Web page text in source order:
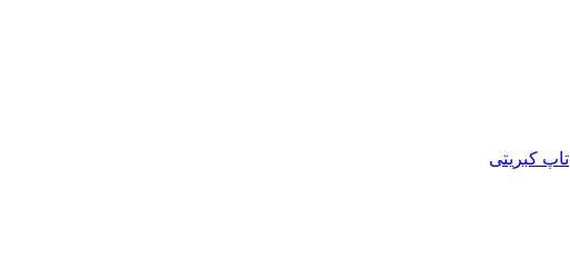
تاپ کبریتی